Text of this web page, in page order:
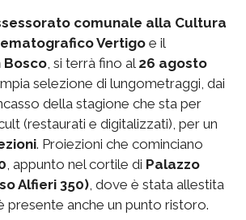
comunale alla Cultura
Vertigo e il
Bosco , si terrà fino al 26 agosto
selezione di lungometraggi, dai
della stagione che sta per
(restaurati e digitalizzati), per un
. Proiezioni che cominciano
, appunto nel cortile di Palazzo
Alfieri 350) , dove è stata allestita
presente anche un punto ristoro.